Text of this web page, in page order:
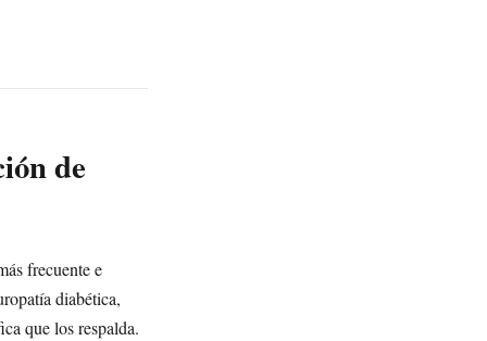
de
frecuente e
diabética,
que los respalda.